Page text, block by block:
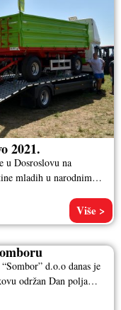
2021.
u Dosroslovu na
mladih u narodnim
Više >
d.o.o danas je
održan Dan polja